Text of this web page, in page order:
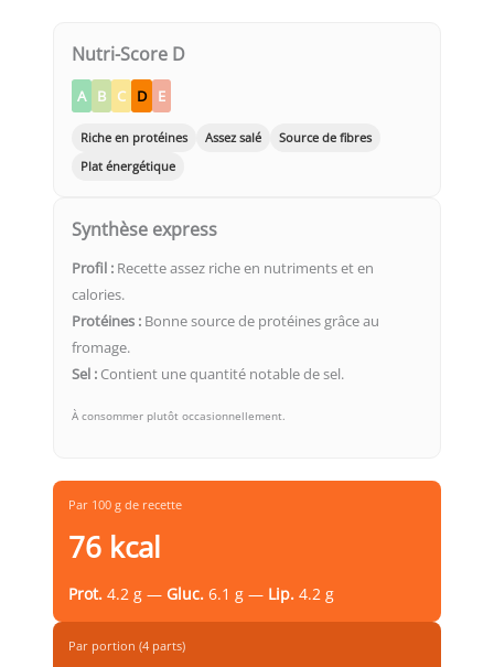
Nutri-Score D
A B C D E
Riche en protéines Assez salé
Source de fibres
Plat énergétique
Synthèse express
Profil : Recette assez riche en nutriments et en
calories.
Protéines : Bonne source de protéines grâce au
fromage.
Sel : Contient une quantité notable de sel.
À consommer plutôt occasionnellement.
Par 100 g de recette
76 kcal
Prot. 4.2 g — Gluc. 6.1 g — Lip. 4.2 g
Par portion (4 parts)